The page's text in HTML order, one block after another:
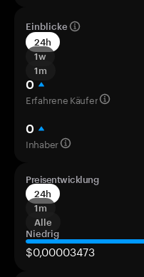
Einblicke
24h
1w
1m
0
Erfahrene Käufer
0
Inhaber
Preisentwicklung
24h
1m
Alle
Niedrig
$0,00003473